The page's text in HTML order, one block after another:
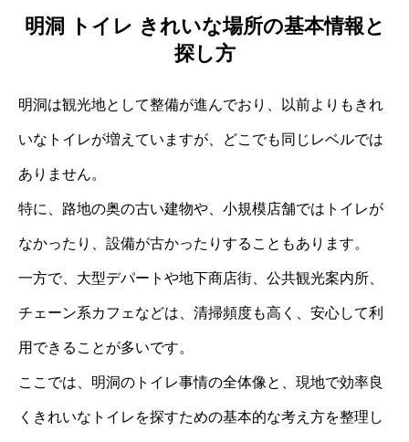
明洞 トイレ きれいな場所の基本情報と
探し方
明洞は観光地として整備が進んでおり、以前よりもきれ
いなトイレが増えていますが、どこでも同じレベルでは
ありません。
特に、路地の奥の古い建物や、小規模店舗ではトイレが
なかったり、設備が古かったりすることもあります。
一方で、大型デパートや地下商店街、公共観光案内所、
チェーン系カフェなどは、清掃頻度も高く、安心して利
用できることが多いです。
ここでは、明洞のトイレ事情の全体像と、現地で効率良
くきれいなトイレを探すための基本的な考え方を整理し